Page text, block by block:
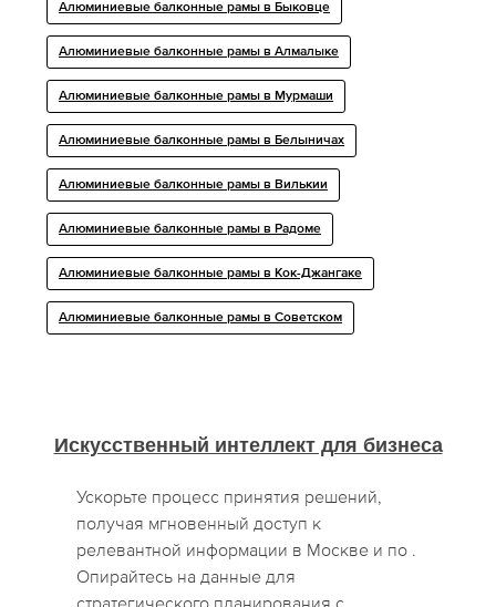
Алюминиевые балконные рамы в Быковце
Алюминиевые балконные рамы в Алмалыке
Алюминиевые балконные рамы в Мурмаши
Алюминиевые балконные рамы в Белыничах
Алюминиевые балконные рамы в Вилькии
Алюминиевые балконные рамы в Радоме
Алюминиевые балконные рамы в Кок-Джангаке
Алюминиевые балконные рамы в Советском
Искусственный интеллект для бизнеса
Ускорьте процесс принятия решений,
получая мгновенный доступ к
релевантной информации в Москве и по .
Опирайтесь на данные для